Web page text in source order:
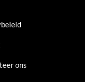
ons